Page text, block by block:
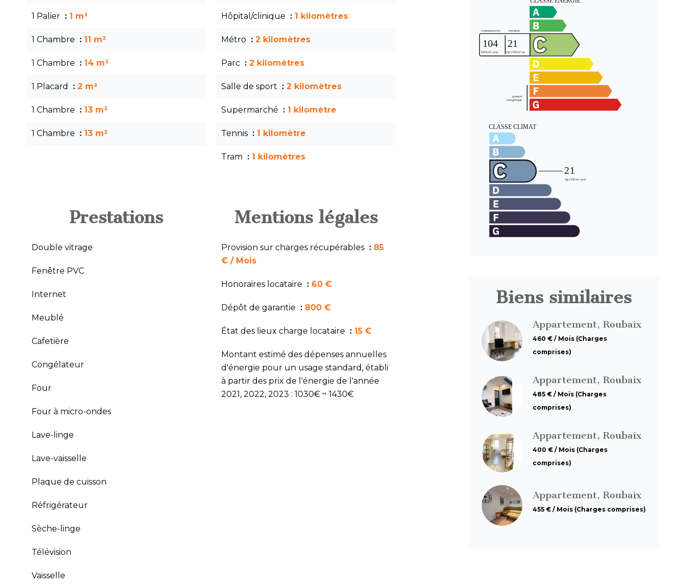
1 Palier 1 m²
1 Chambre 11 m²
1 Chambre 14 m²
1 Placard 2 m²
1 Chambre 13 m²
1 Chambre 13 m²
Hôpital/clinique 1 kilomètres
Métro 2 kilomètres
Parc 2 kilomètres
Salle de sport 2 kilomètres
Supermarché 1 kilomètre
Tennis 1 kilomètre
Tram 1 kilomètres
Prestations
Double vitrage
Fenêtre PVC
Internet
Meublé
Cafetière
Congélateur
Four
Four à micro-ondes
Lave-linge
Lave-vaisselle
Plaque de cuisson
Réfrigérateur
Sèche-linge
Télévision
Vaisselle
Mentions légales
Provision sur charges récupérables
85
€ / Mois
Honoraires locataire 60 €
Dépôt de garantie 800 €
État des lieux charge locataire 15 €
Montant estimé des dépenses annuelles
d'énergie pour un usage standard, établi
à partir des prix de l'énergie de l'année
2021, 2022, 2023 : 1030€ ~ 1430€
Biens similaires
Appartement, Roubaix
460 € / Mois (Charges
comprises)
Appartement, Roubaix
485 € / Mois (Charges
comprises)
Appartement, Roubaix
400 € / Mois (Charges
comprises)
Appartement, Roubaix
455 € / Mois (Charges comprises)